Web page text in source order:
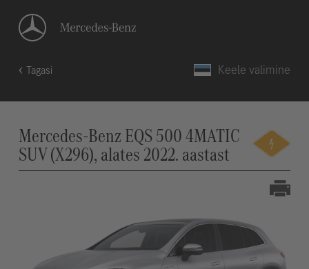
Tagasi Keele valimine
Mercedes-Benz EQS 500 4MATIC
SUV (X296), alates 2022. aastast